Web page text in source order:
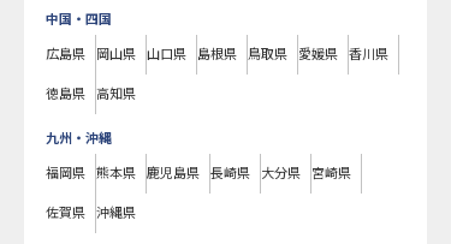
中国・四国
広島県 岡山県 山口県 島根県 鳥取県 愛媛県 香川県
徳島県 高知県
九州・沖縄
福岡県 熊本県 鹿児島県 長崎県 大分県 宮崎県
佐賀県 沖縄県